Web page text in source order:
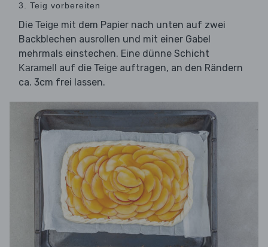
3. Teig vorbereiten
Die Teige mit dem Papier nach unten auf zwei
Backblechen ausrollen und mit einer Gabel
mehrmals einstechen. Eine dünne Schicht
Karamell auf die Teige auftragen, an den Rändern
ca. 3cm frei lassen.